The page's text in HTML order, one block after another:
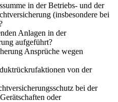
in der Betriebs- und der
(insbesondere bei
Anlagen in der
aufgeführt?
Ansprüche wegen
von der
bei der
oder